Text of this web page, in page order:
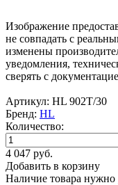
Изображение
не совпадать с
изменены
уведомления,
сверять с
Артикул: HL 902T/30
Бренд: HL
Количество:
4 047 руб.
Добавить в корзину
Наличие товара нужно